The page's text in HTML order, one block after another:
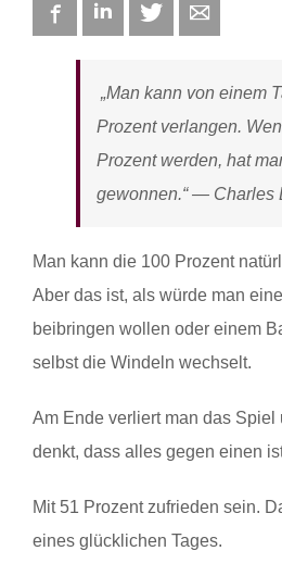
FacebookLinkedIn Twitter
„Man kann von einem
Prozent verlangen.
Prozent werden, hat
gewonnen.“ — Charles
Man kann die 100 Prozent
Aber das ist, als würde man
beibringen wollen oder einem
selbst die Windeln wechselt.
Am Ende verliert man das Spiel
denkt, dass alles gegen einen
Mit 51 Prozent zufrieden sein.
eines glücklichen Tages.